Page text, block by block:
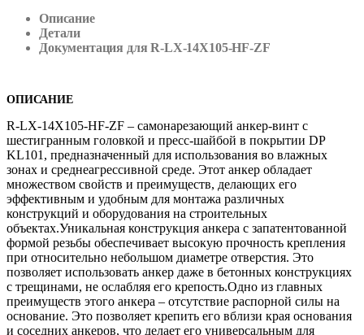
Описание
Детали
Документация для R-LX-14X105-HF-ZF
ОПИСАНИЕ
R-LX-14X105-HF-ZF – самонарезающий анкер-винт с
шестигранным головкой и пресс-шайбой в покрытии DP
KL101, предназначенный для использования во влажных
зонах и среднеагрессивной среде. Этот анкер обладает
множеством свойств и преимуществ, делающих его
эффективным и удобным для монтажа различных
конструкций и оборудования на строительных
объектах.Уникальная конструкция анкера с запатентованной
формой резьбы обеспечивает высокую прочность крепления
при относительно небольшом диаметре отверстия. Это
позволяет использовать анкер даже в бетонных конструкциях
с трещинами, не ослабляя его крепость.Одно из главных
преимуществ этого анкера – отсутствие распорной силы на
основание. Это позволяет крепить его вблизи края основания
и соседних анкеров, что делает его универсальным для